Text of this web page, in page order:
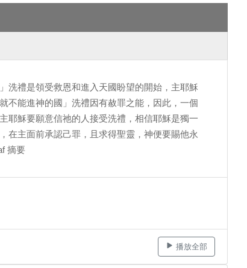
洗禮是領受救恩和進入天國盼望的開始，主耶穌
不能進神的國」洗禮因有赦罪之能，因此，一個
耶穌要願意信祂的人接受洗禮，相信耶穌是獨一
在主面前承認己罪，且求得聖靈，神便要賜他永
摘要
播放全部